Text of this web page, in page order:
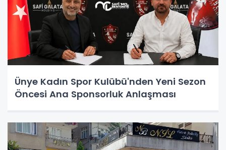
Ünye Kadın Spor Kulübü'nden Yeni Sezon
Öncesi Ana Sponsorluk Anlaşması